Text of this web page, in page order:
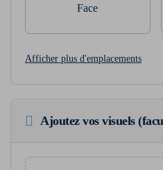
Face
Afficher plus d'emplacements
Ajoutez vos visuels